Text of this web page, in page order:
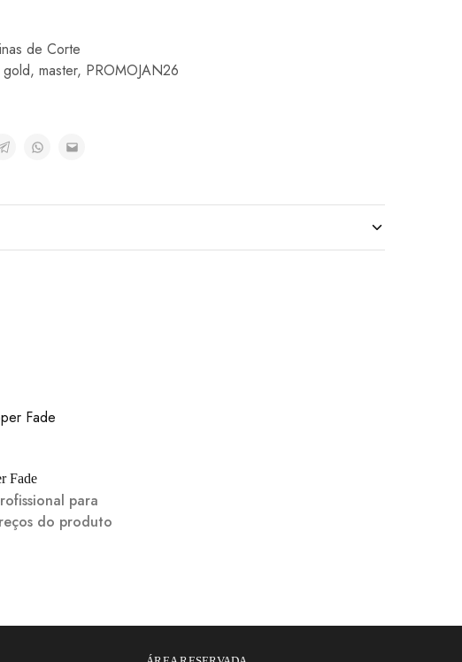
de Corte
gold, master, PROMOJAN26
Fade
para
do produto